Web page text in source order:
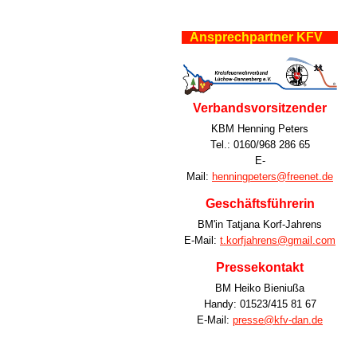
Ansprechpartner KFV
Verbandsvorsitzender
KBM Henning Peters
Tel.: 0160/968 286 65
E-
Mail: henningpeters@freenet.de
Geschäftsführerin
BM'in Tatjana Korf-Jahrens
E-Mail: t.korfjahrens@gmail.com
Pressekontakt
BM Heiko Bieniußa
Handy: 01523/415 81 67
E-Mail: presse@kfv-dan.de